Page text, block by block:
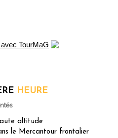
HEURE
altitude
le Mercantour frontalier